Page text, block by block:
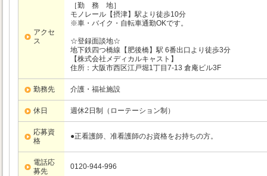
アクセ
ス
［勤 務 地］
モノレール【摂津】駅より徒歩10分
※車・バイク・自転車通勤OKです。
☆登録面談地☆
地下鉄四つ橋線【肥後橋】駅 6番出口より徒歩3分
【株式会社メディカルキャスト】
住所：大阪市西区江戸堀1丁目7-13 倉庵ビル3F
勤務先 介護・福祉施設
休日 週休2日制（ローテーション制）
応募資
格
●正看護師、准看護師のお資格をお持ちの方。
電話応
募先
0120-944-996